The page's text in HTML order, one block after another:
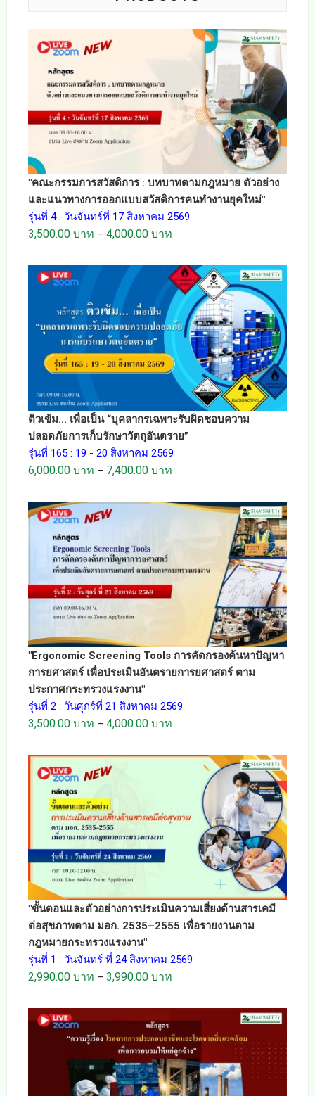
"คณะกรรมการสวัสดิการ : บทบาทตามกฎหมาย ตัวอย่าง
และแนวทางการออกแบบสวัสดิการคนทำงานยุคใหม่"
รุ่นที่ 4 : วันจันทร์ที่ 17 สิงหาคม 2569
3,500.00 บาท – 4,000.00 บาท
ติวเข้ม... เพื่อเป็น “บุคลากรเฉพาะรับผิดชอบความ
ปลอดภัยการเก็บรักษาวัตถุอันตราย”
รุ่นที่ 165 : 19 - 20 สิงหาคม 2569
6,000.00 บาท – 7,400.00 บาท
"Ergonomic Screening Tools การคัดกรองค้นหาปัญหา
การยศาสตร์ เพื่อประเมินอันตรายการยศาสตร์ ตาม
ประกาศกระทรวงแรงงาน"
รุ่นที่ 2 : วันศุกร์ที่ 21 สิงหาคม 2569
3,500.00 บาท – 4,000.00 บาท
"ขั้นตอนและตัวอย่างการประเมินความเสี่ยงด้านสารเคมี
ต่อสุขภาพตาม มอก. 2535–2555 เพื่อรายงานตาม
กฎหมายกระทรวงแรงงาน"
รุ่นที่ 1 : วันจันทร์ ที่ 24 สิงหาคม 2569
2,990.00 บาท – 3,990.00 บาท